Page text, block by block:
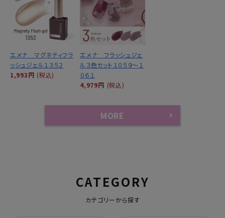
エメナ マグネティフラ
ッシュジェル１３５２
1,993円 (税込)
エメナ フラッシュジェ
ル３色セット１０５９～１
０６１
4,979円 (税込)
MORE
CATEGORY
カテゴリーから探す